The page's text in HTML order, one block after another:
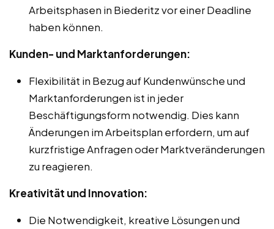
Arbeitsphasen in Biederitz vor einer Deadline
haben können.
Kunden- und Marktanforderungen:
Flexibilität in Bezug auf Kundenwünsche und
Marktanforderungen ist in jeder
Beschäftigungsform notwendig. Dies kann
Änderungen im Arbeitsplan erfordern, um auf
kurzfristige Anfragen oder Marktveränderungen
zu reagieren.
Kreativität und Innovation:
Die Notwendigkeit, kreative Lösungen und